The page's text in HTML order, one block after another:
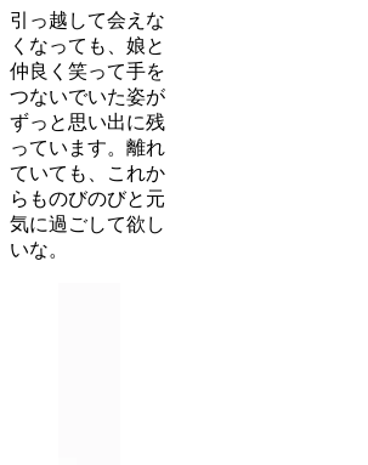
引っ越して会えな
くなっても、娘と
仲良く笑って手を
つないでいた姿が
ずっと思い出に残
っています。離れ
ていても、これか
らものびのびと元
気に過ごして欲し
いな。